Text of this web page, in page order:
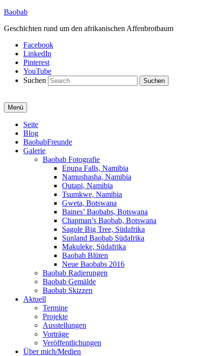
Baobab
Geschichten rund um den afrikanischen Affenbrotbaum
Facebook
LinkedIn
Pinterest
YouTube
Suchen
Menü
Primäres
Menü
Seite
Blog
BaobabFreunde
Galerie
Baobab Fotografie
Epupa Falls, Namibia
Namushasha, Namibia
Outapi, Namibia
Tsumkwe, Namibia
Gweta, Botswana
Baines’ Baobabs, Botswana
Chapman’s Baobab, Botswana
Sagole Big Tree, Südafrika
Sunland Baobab Südafrika
Makuleke, Südafrika
Baobab Blüten
Neue Baobabs 2016
Baobab Radierungen
Baobab Gemälde
Baobab Skizzen
Aktuell
Termine
Projekte
Ausstellungen
Vorträge
Veröffentlichungen
Über mich/Medien